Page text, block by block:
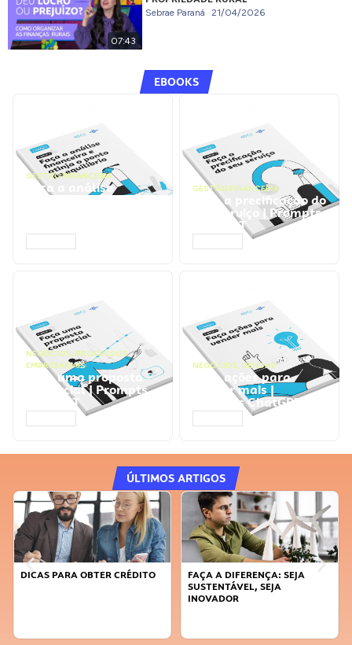
07:43
Sebrae Paraná 21/04/2026
EBOOKS
GESTÃO FINANCEIRA
Faça a análise
financeira e atinja o
GESTÃO FINANCEIRA
Faça a precificação do
seu serviço | Prompts
ChatGPT
NEGÓCIOS, PROCESSOS
EMPRESARIAIS
Faça uma proposta
comercial | Prompts
ChatGPT
NEGÓCIOS, VENDAS
Faça ações para
vender mais |
Prompts ChatGPT
ÚLTIMOS ARTIGOS
DICAS PARA OBTER CRÉDITO
FAÇA A DIFERENÇA: SEJA
SUSTENTÁVEL, SEJA
INOVADOR